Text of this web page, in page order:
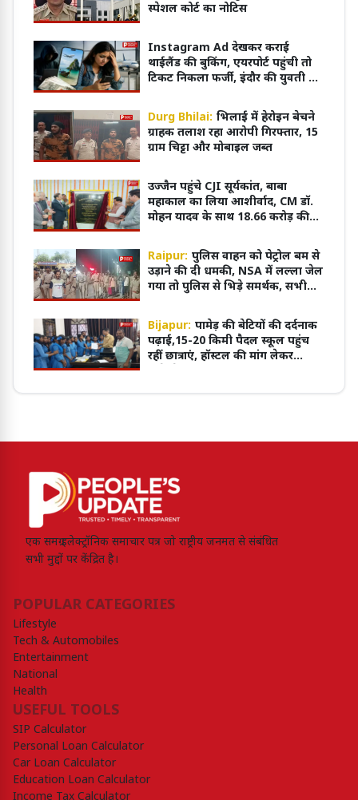
स्पेशल कोर्ट का नोटिस
Instagram Ad देखकर कराई
थाईलैंड की बुकिंग, एयरपोर्ट पहुंची तो
टिकट निकला फर्जी, इंदौर की युवती से
Durg Bhilai: भिलाई में हेरोइन बेचने
ग्राहक तलाश रहा आरोपी गिरफ्तार, 15
ग्राम चिट्टा और मोबाइल जब्त
उज्जैन पहुंचे CJI सूर्यकांत, बाबा
महाकाल का लिया आशीर्वाद, CM डॉ.
मोहन यादव के साथ 18.66 करोड़ की
Raipur: पुलिस वाहन को पेट्रोल बम से
उड़ाने की दी धमकी, NSA में लल्ला जेल
गया तो पुलिस से भिड़े समर्थक, सभी
Bijapur: पामेड़ की बेटियों की दर्दनाक
पढ़ाई,15-20 किमी पैदल स्कूल पहुंच
रहीं छात्राएं, हॉस्टल की मांग लेकर
एक समग्र इलेक्ट्रॉनिक समाचार पत्र जो राष्ट्रीय जनमत से संबंधित
सभी मुद्दों पर केंद्रित है।
POPULAR CATEGORIES
Lifestyle
Tech & Automobiles
Entertainment
National
Health
USEFUL TOOLS
SIP Calculator
Personal Loan Calculator
Car Loan Calculator
Education Loan Calculator